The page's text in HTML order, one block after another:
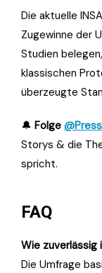
Die aktuelle
Zugewinne der
Studien
klassischen
überzeugte
🔔 Folge
Storys & die
spricht.
FAQ
Wie zuverlässig
Die Umfrage